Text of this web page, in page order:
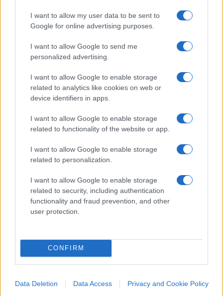
I want to allow my user data to be sent to
Google for online advertising purposes.
I want to allow Google to send me
personalized advertising.
I want to allow Google to enable storage
related to analytics like cookies on web or
device identifiers in apps.
I want to allow Google to enable storage
related to functionality of the website or app.
I want to allow Google to enable storage
related to personalization.
I want to allow Google to enable storage
related to security, including authentication
functionality and fraud prevention, and other
user protection.
CONFIRM
Data Deletion Data Access Privacy and Cookie Policy
indebitati oltre misura”.
Sfumature, si dirà. Che però iniziano ad essere
sempre più marcate. Sanzioni, armi all’Ucraina,
debito pubblico e ovviamente anche legge
sull’autonomia cui “Giorgia Meloni non può dire
‘nì'”. La forza del centrodestra è che abbiamo un
programma comune”, ribadiscono i leader in coro.
“Ci sono sfumature” ma “sui cardini, tasse, riforma
delle pensioni e del lavoro, siamo d’accordo”. La
realtà?
#CENTRODESTRA